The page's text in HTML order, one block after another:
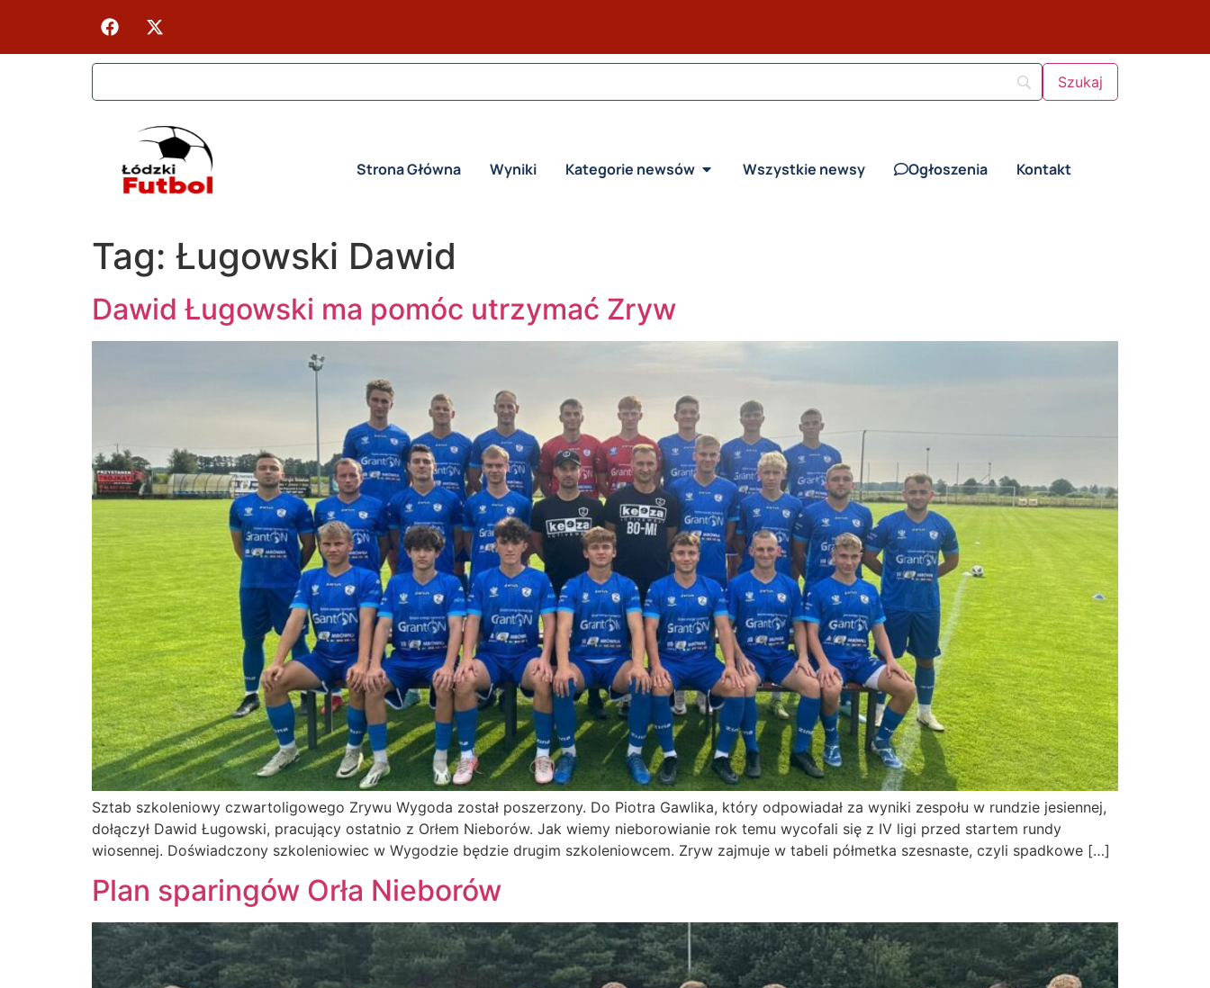
Strona Główna Wyniki Kategorie newsów Wszystkie newsy Ogłoszenia Kontakt
Tag: Ługowski Dawid
Dawid Ługowski ma pomóc utrzymać Zryw
Sztab szkoleniowy czwartoligowego Zrywu Wygoda został poszerzony. Do Piotra Gawlika, który odpowiadał za wyniki zespołu w rundzie jesiennej,
dołączył Dawid Ługowski, pracujący ostatnio z Orłem Nieborów. Jak wiemy nieborowianie rok temu wycofali się z IV ligi przed startem rundy
wiosennej. Doświadczony szkoleniowiec w Wygodzie będzie drugim szkoleniowcem. Zryw zajmuje w tabeli półmetka szesnaste, czyli spadkowe […]
Plan sparingów Orła Nieborów